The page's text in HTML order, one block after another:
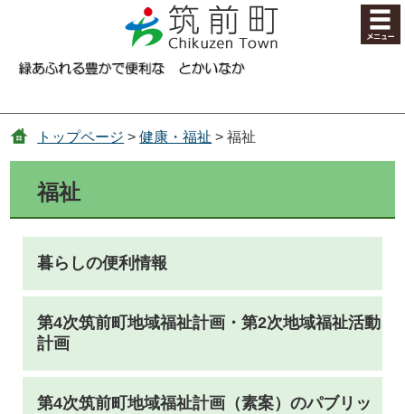
コンテンツにジャンプ
トップページ >健康・福祉 > 福祉
福祉
暮らしの便利情報
第4次筑前町地域福祉計画・第2次地域福祉活動
計画
第4次筑前町地域福祉計画（素案）のパブリッ